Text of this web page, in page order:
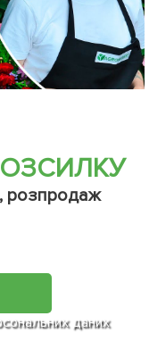
розпродаж
даних